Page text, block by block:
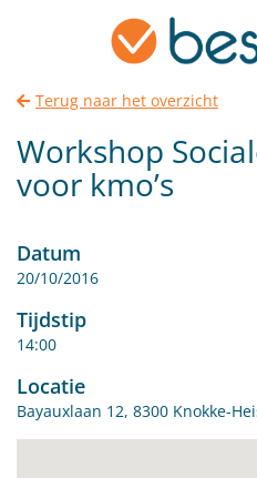
Terug naar het overzicht
Workshop
voor kmo’s
Datum
20/10/2016
Tijdstip
14:00
Locatie
Bayauxlaan 12, 8300 Knokke-